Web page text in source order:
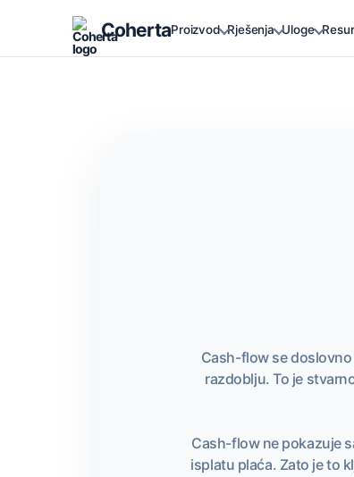
CohertaProizvod Rješenja Uloge
Cash-flow se doslovno
razdoblju. To je
Cash-flow ne pokazuje
isplatu plaća. Zato je to